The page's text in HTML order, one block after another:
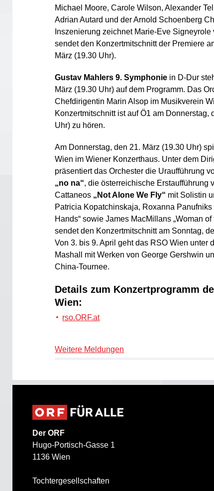
Michael Moore, Carole Wilson, Alexander
Adrian Autard und der Arnold Schoenberg
Inszenierung zeichnet Marie-Eve Signeyrole
sendet den Konzertmitschnitt der Premiere
März (19.30 Uhr).
Gustav Mahlers 9. Symphonie in D-Dur
März (19.30 Uhr) auf dem Programm. Das
Chefdirigentin Marin Alsop im Musikverein
Konzertmitschnitt ist auf Ö1 am Donnerstag,
Uhr) zu hören.
Am Donnerstag, den 21. März (19.30 Uhr)
Wien im Wiener Konzerthaus. Unter dem
präsentiert das Orchester die Uraufführung
„no na“, die österreichische Erstaufführung
Cattaneos „Not Alone We Fly“ mit Solistin
Patricia Kopatchinskaja, Roxanna Panufniks
Hands“ sowie James MacMillans „Woman of
sendet den Konzertmitschnitt am Sonntag,
Von 3. bis 9. April geht das RSO Wien unter
Mashall mit Werken von George Gershwin
China-Tournee.
Details zum Konzertprogramm
Wien:
rso.ORF.at
Weitere Meldungen
Der ORF
Hugo-Portisch-Gasse 1
1136 Wien
Tochtergesellschaften